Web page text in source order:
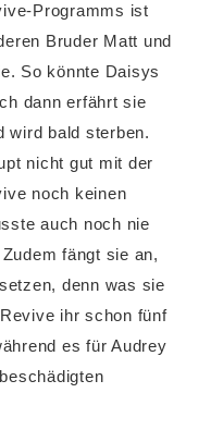
Programms ist
Bruder Matt und
So könnte Daisys
dann erfährt sie
wird bald sterben.
nicht gut mit der
noch keinen
auch noch nie
fängt sie an,
denn was sie
ihr schon fünf
es für Audrey